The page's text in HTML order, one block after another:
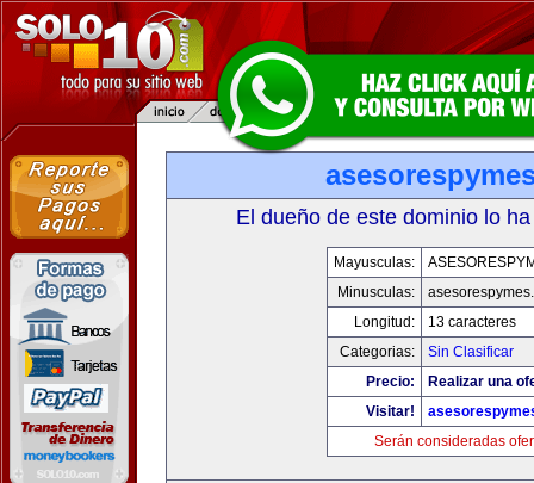
El dueño de este dominio lo
Mayusculas:
Minusculas:
Longitud:
13 caracteres
Categorias:
Sin Clasificar
Precio:
Realizar una
Visitar!
Serán consideradas